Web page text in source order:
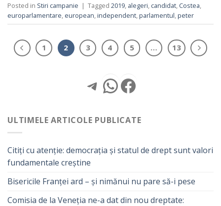
Telegram
WhatsApp
ULTIMELE ARTICOLE PUBLICATE
Citiți cu atenție: democrația și statul de drept sunt valori
fundamentale creștine
Bisericile Franței ard – și nimănui nu pare să-i pese
Comisia de la Veneția ne-a dat din nou dreptate:
Posted in Stiri campanie | Tagged 2019, alegeri, candidat, Costea,
europarlamentare, european,independent,parlamentul,peter
1 2 3 4 5 … 13